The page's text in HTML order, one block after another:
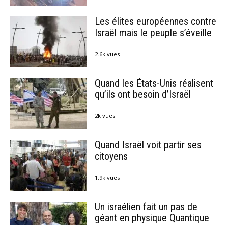
Les élites européennes contre
Israël mais le peuple s’éveille
2.6k vues
Quand les États-Unis réalisent
qu’ils ont besoin d’Israël
2k vues
Quand Israël voit partir ses
citoyens
1.9k vues
Un israélien fait un pas de
géant en physique Quantique